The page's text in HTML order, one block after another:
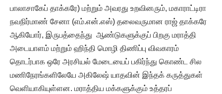
பாலாசாகேப் தாக்கரே) மற்றும் அவரது உறவினரும், மகாராட்டிரா
நவநிர்மாண் சேனா (எம்.என்.எஸ்) தலைவருமான ராஜ் தாக்கரே
ஆகியோர், இருபத்தைந்து ஆண்டுகளுக்குப் பிறகு மராத்தி
அடையாளம் மற்றும் ஹிந்தி மொழி திணிப்பு விவகாரம்
தொடர்பாக ஒரே அரசியல் மேடையைப் பகிர்ந்து கொண்ட சில
மணிநேரங்களிலேயே அகிலேஷ் யாதவின் இந்தக் கருத்துகள்
வெளியாகியுள்ளன. மராத்திய மக்களுக்கும் உத்தரப்